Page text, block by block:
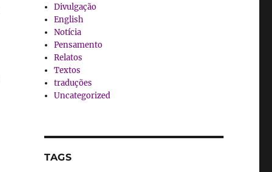
Divulgação
English
Notícia
Pensamento
Relatos
Textos
traduções
Uncategorized
TAGS